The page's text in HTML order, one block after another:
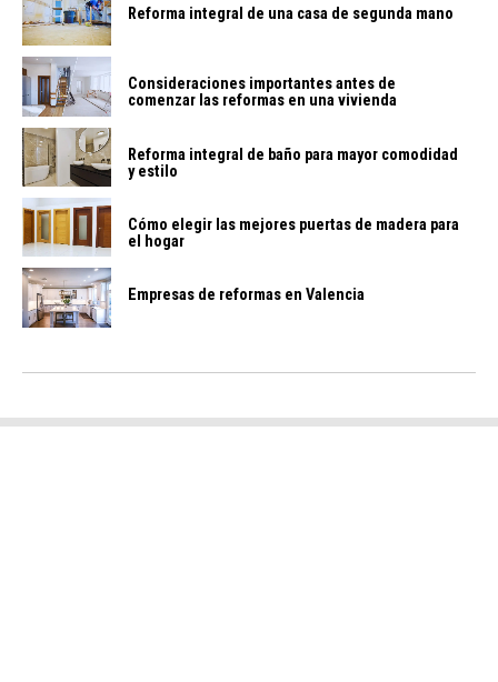
Reforma integral de una casa de segunda mano
Consideraciones importantes antes de
comenzar las reformas en una vivienda
Reforma integral de baño para mayor comodidad
y estilo
Cómo elegir las mejores puertas de madera para
el hogar
Empresas de reformas en Valencia